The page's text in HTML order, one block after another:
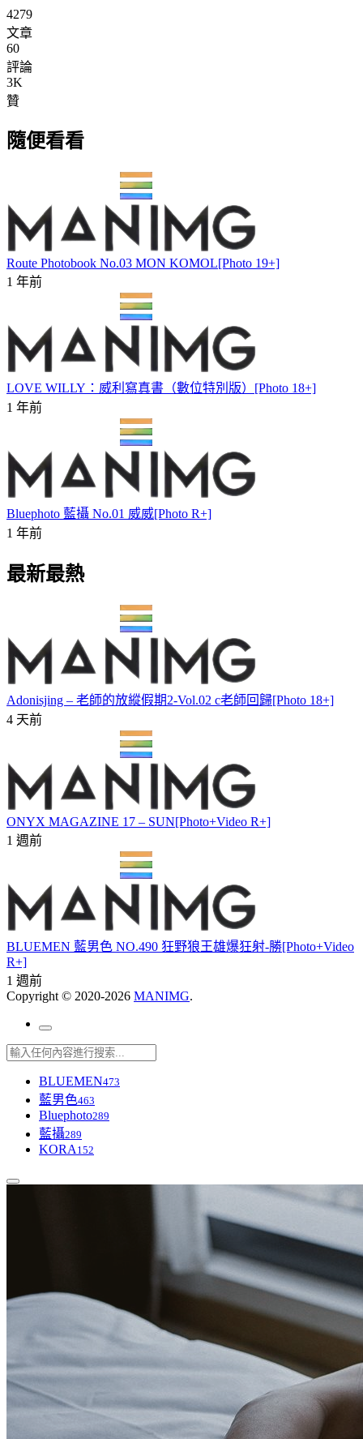
4279
文章
60
評論
3K
贊
隨便看看
Route Photobook No.03 MON KOMOL[Photo 19+]
1 年前
LOVE WILLY：威利寫真書（數位特別版）[Photo 18+]
1 年前
Bluephoto 藍攝 No.01 威威[Photo R+]
1 年前
最新最熱
Adonisjing – 老師的放縱假期2-Vol.02 c老師回歸[Photo 18+]
4 天前
ONYX MAGAZINE 17 – SUN[Photo+Video R+]
1 週前
BLUEMEN 藍男色 NO.490 狂野狼王雄爆狂射-勝[Photo+Video
R+]
1 週前
Copyright © 2020-2026 MANIMG.
BLUEMEN473
藍男色463
Bluephoto289
藍攝289
KORA 152